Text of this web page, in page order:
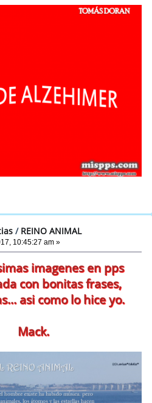
/ REINO ANIMAL
10:45:27 am »
imagenes en pps
con bonitas frases,
asi como lo hice yo.
Mack.